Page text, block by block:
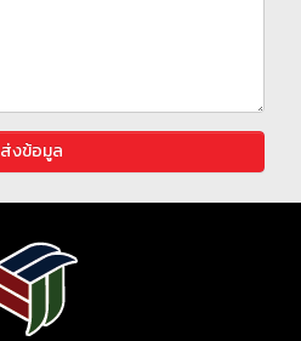
ส่งข้อมูล